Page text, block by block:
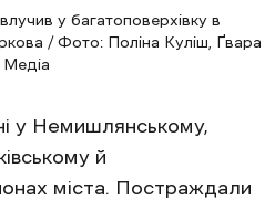
у багатоповерхівку в
/ Фото: Поліна Куліш, Ґвара
Медіа
у Немишлянському,
й
міста. Постраждали